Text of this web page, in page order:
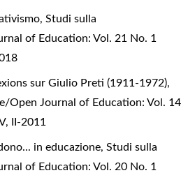
, Studi sulla
of Education: Vol. 21 No. 1
sur Giulio Preti (1911-1972),
Open Journal of Education: Vol. 14
II-2011
in educazione, Studi sulla
of Education: Vol. 20 No. 1